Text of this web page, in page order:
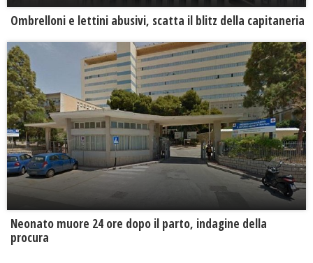
Ombrelloni e lettini abusivi, scatta il blitz della capitaneria
Neonato muore 24 ore dopo il parto, indagine della
procura